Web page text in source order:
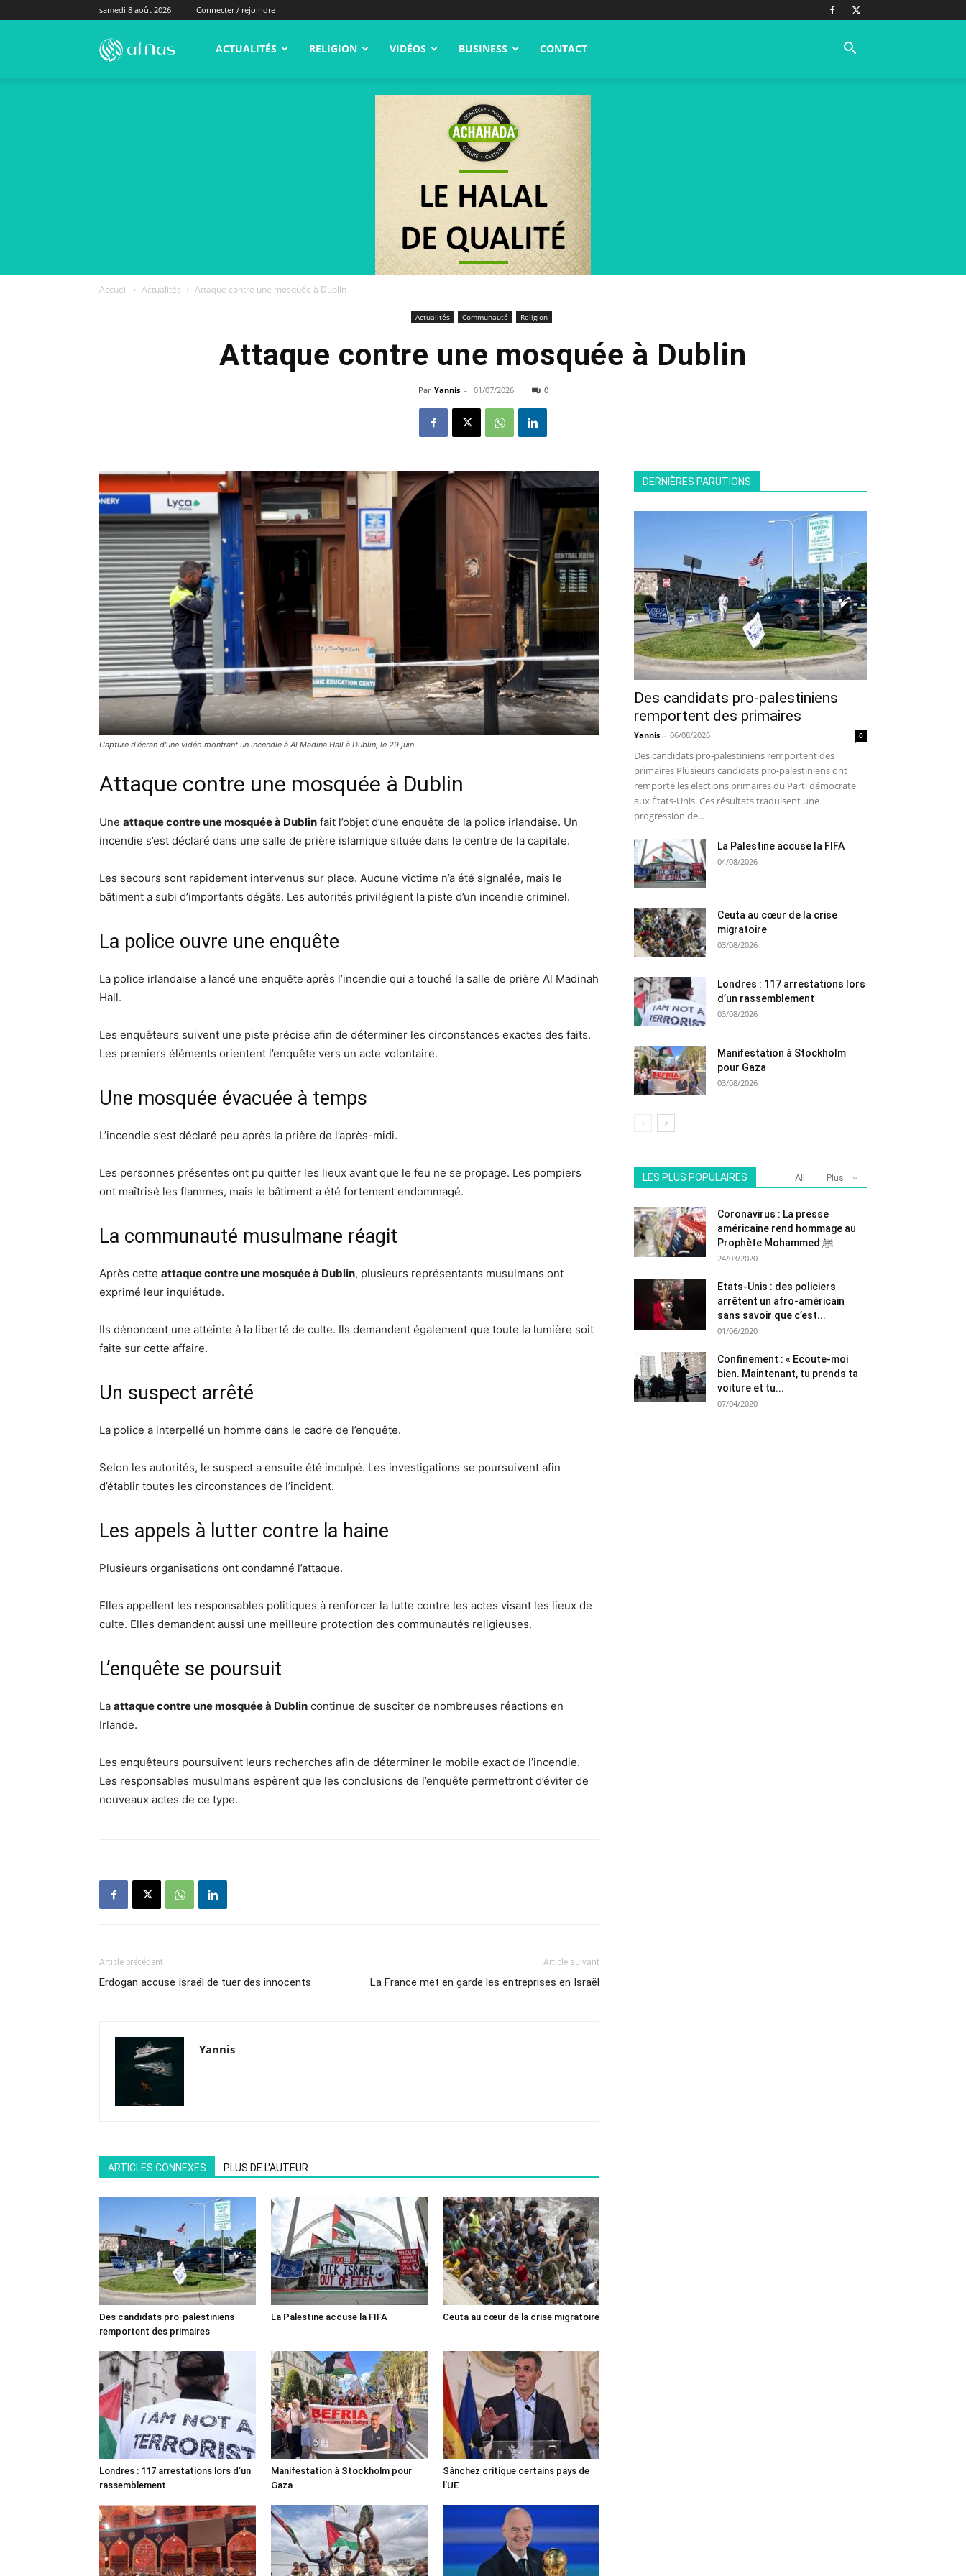
samedi 8 août 2026 Connecter / rejoindre
alNas.fr ACTUALITÉS RELIGION VIDÉOS BUSINESS CONTACT
Accueil Actualités Attaque contre une mosquée à Dublin
Actualités Communauté Religion
Attaque contre une mosquée à Dublin
Par Yannis - 01/07/2026 0
Capture d'écran d'une vidéo montrant un incendie à Al Madina Hall à Dublin, le 29 juin
Attaque contre une mosquée à Dublin
Une attaque contre une mosquée à Dublin fait l’objet d’une enquête de la police irlandaise. Un
incendie s’est déclaré dans une salle de prière islamique située dans le centre de la capitale.
Les secours sont rapidement intervenus sur place. Aucune victime n’a été signalée, mais le
bâtiment a subi d’importants dégâts. Les autorités privilégient la piste d’un incendie criminel.
La police ouvre une enquête
La police irlandaise a lancé une enquête après l’incendie qui a touché la salle de prière Al Madinah
Hall.
Les enquêteurs suivent une piste précise afin de déterminer les circonstances exactes des faits.
Les premiers éléments orientent l’enquête vers un acte volontaire.
Une mosquée évacuée à temps
L’incendie s’est déclaré peu après la prière de l’après-midi.
Les personnes présentes ont pu quitter les lieux avant que le feu ne se propage. Les pompiers
ont maîtrisé les flammes, mais le bâtiment a été fortement endommagé.
La communauté musulmane réagit
Après cette attaque contre une mosquée à Dublin, plusieurs représentants musulmans ont
exprimé leur inquiétude.
Ils dénoncent une atteinte à la liberté de culte. Ils demandent également que toute la lumière soit
faite sur cette affaire.
Un suspect arrêté
La police a interpellé un homme dans le cadre de l’enquête.
Selon les autorités, le suspect a ensuite été inculpé. Les investigations se poursuivent afin
d’établir toutes les circonstances de l’incident.
Les appels à lutter contre la haine
Plusieurs organisations ont condamné l’attaque.
Elles appellent les responsables politiques à renforcer la lutte contre les actes visant les lieux de
culte. Elles demandent aussi une meilleure protection des communautés religieuses.
L’enquête se poursuit
La attaque contre une mosquée à Dublin continue de susciter de nombreuses réactions en
Irlande.
Les enquêteurs poursuivent leurs recherches afin de déterminer le mobile exact de l’incendie.
Les responsables musulmans espèrent que les conclusions de l’enquête permettront d’éviter de
nouveaux actes de ce type.
Article précédent
Erdogan accuse Israël de tuer des innocents
Article suivant
La France met en garde les entreprises en Israël
Yannis
ARTICLES CONNEXES PLUS DE L'AUTEUR
Des candidats pro-palestiniens
remportent des primaires
La Palestine accuse la FIFA Ceuta au cœur de la crise migratoire
Londres : 117 arrestations lors d’un
rassemblement
Manifestation à Stockholm pour
Gaza
Sánchez critique certains pays de
l’UE
DERNIÈRES PARUTIONS
Des candidats pro-palestiniens
remportent des primaires
Yannis - 06/08/2026 0
Des candidats pro-palestiniens remportent des
primaires Plusieurs candidats pro-palestiniens ont
remporté les élections primaires du Parti démocrate
aux États-Unis. Ces résultats traduisent une
progression de...
La Palestine accuse la FIFA
04/08/2026
Ceuta au cœur de la crise
migratoire
03/08/2026
Londres : 117 arrestations lors
d’un rassemblement
03/08/2026
Manifestation à Stockholm
pour Gaza
03/08/2026
LES PLUS POPULAIRES All Plus
Coronavirus : La presse
américaine rend hommage au
Prophète Mohammed ﷺ
24/03/2020
Etats-Unis : des policiers
arrêtent un afro-américain
sans savoir que c’est...
01/06/2020
Confinement : « Ecoute-moi
bien. Maintenant, tu prends ta
voiture et tu...
07/04/2020